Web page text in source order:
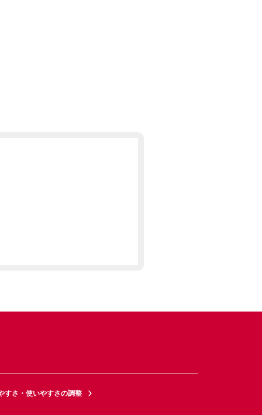
すさ・使いやすさの調整